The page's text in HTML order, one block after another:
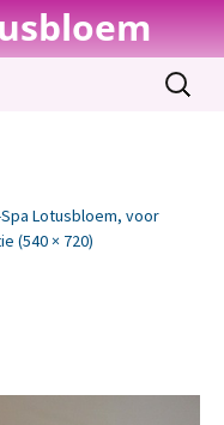
Zoeken
naar:
Lotusbloem, voor
(540 × 720)